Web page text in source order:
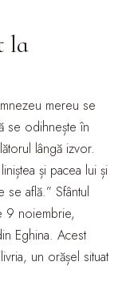
la
mereu se
se odihnește în
lângă izvor.
și pacea lui și
se află.” Sfântul
9 noiembrie,
Eghina. Acest
un orășel situat